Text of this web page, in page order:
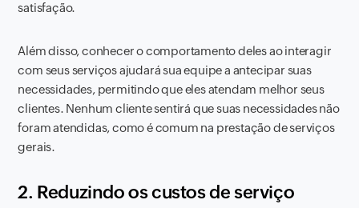
satisfação.
Além disso, conhecer o comportamento deles ao interagir
com seus serviços ajudará sua equipe a antecipar suas
necessidades, permitindo que eles atendam melhor seus
clientes. Nenhum cliente sentirá que suas necessidades não
foram atendidas, como é comum na prestação de serviços
gerais.
2. Reduzindo os custos de serviço